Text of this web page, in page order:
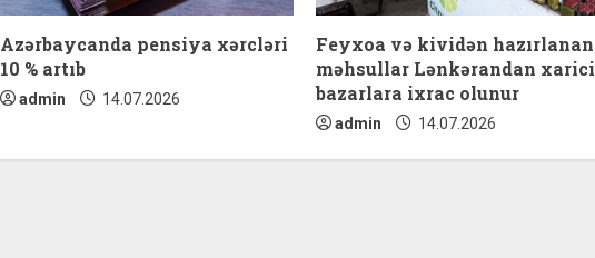
Azərbaycanda pensiya xərcləri
10 % artıb
admin 14.07.2026
Feyxoa və kividən hazırlanan
məhsullar Lənkərandan xarici
bazarlara ixrac olunur
admin 14.07.2026